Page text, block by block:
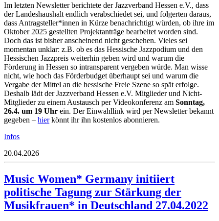
Im letzten Newsletter berichtete der Jazzverband Hessen e.V., dass
der Landeshaushalt endlich verabschiedet sei, und folgerten daraus,
dass Antragsteller*innen in Kürze benachrichtigt würden, ob ihre im
Oktober 2025 gestellten Projektanträge bearbeitet worden sind.
Doch das ist bisher anscheinend nicht geschehen. Vieles sei
momentan unklar: z.B. ob es das Hessische Jazzpodium und den
Hessischen Jazzpreis weiterhin geben wird und warum die
Förderung in Hessen so intransparent vergeben würde. Man wisse
nicht, wie hoch das Förderbudget überhaupt sei und warum die
Vergabe der Mittel an die hessische Freie Szene so spät erfolge.
Deshalb lädt der Jazzverband Hessen e.V. Mitglieder und Nicht-
Mitglieder zu einem Austausch per Videokonferenz am Sonntag,
26.4. um 19 Uhr ein. Der Einwahllink wird per Newsletter bekannt
gegeben – hierkönnt ihr ihn kostenlos abonnieren.
Infos
20.04.2026
Music Women* Germany initiiert
politische Tagung zur Stärkung der
Musikfrauen* in Deutschland 27.04.2022